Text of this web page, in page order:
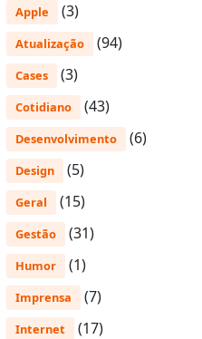
Apple (3)
Atualização (94)
Cases (3)
Cotidiano (43)
Desenvolvimento (6)
Design (5)
Geral (15)
Gestão (31)
Humor (1)
Imprensa (7)
Internet (17)